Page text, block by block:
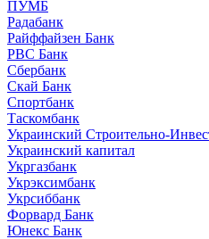
ПУМБ
Радабанк
Райффайзен Банк
РВС Банк
Сбербанк
Скай Банк
Спортбанк
Таскомбанк
Украинский Строительно-
Украинский капитал
Укргазбанк
Укрэксимбанк
Укрсиббанк
Форвард Банк
Юнекс Банк